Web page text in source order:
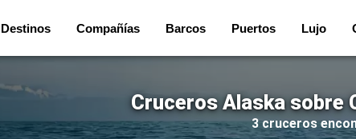
Destinos Compañías Barcos Puertos Lujo
Cruceros Alaska sobre
3 cruceros